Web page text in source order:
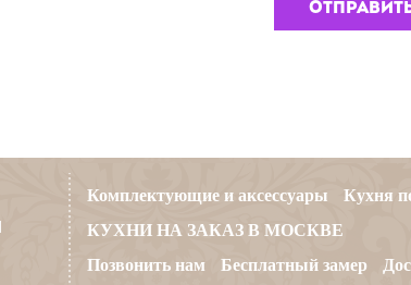
Комплектующие и аксессуары
Кухня
КУХНИ НА ЗАКАЗ В МОСКВЕ
Позвонить нам
Бесплатный замер